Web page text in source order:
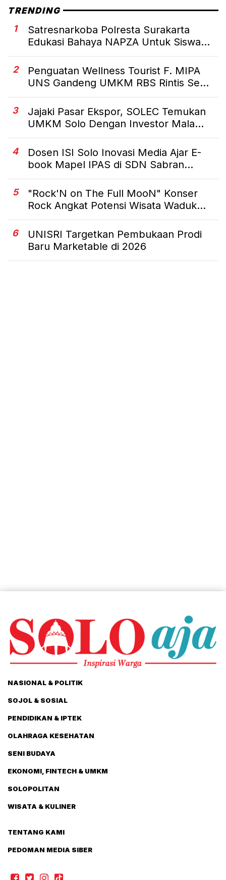
TRENDING
1
Satresnarkoba Polresta Surakarta
Edukasi Bahaya NAPZA Untuk Siswa...
2
Penguatan Wellness Tourist F. MIPA
UNS Gandeng UMKM RBS Rintis Se...
3
Jajaki Pasar Ekspor, SOLEC Temukan
UMKM Solo Dengan Investor Mala...
4
Dosen ISI Solo Inovasi Media Ajar E-
book Mapel IPAS di SDN Sabran...
5
"Rock'N on The Full MooN" Konser
Rock Angkat Potensi Wisata Waduk...
6
UNISRI Targetkan Pembukaan Prodi
Baru Marketable di 2026
NASIONAL & POLITIK
SOJOL & SOSIAL
PENDIDIKAN & IPTEK
OLAHRAGA KESEHATAN
SENI BUDAYA
EKONOMI, FINTECH & UMKM
SOLOPOLITAN
WISATA & KULINER
TENTANG KAMI
PEDOMAN MEDIA SIBER